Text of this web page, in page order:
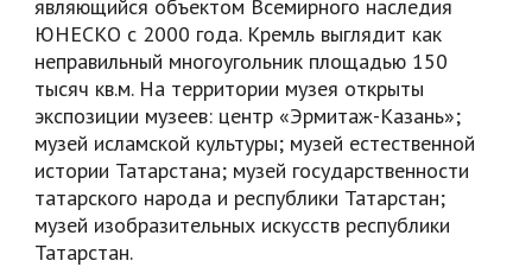
являющийся объектом Всемирного наследия
ЮНЕСКО с 2000 года. Кремль выглядит как
неправильный многоугольник площадью 150
тысяч кв.м. На территории музея открыты
экспозиции музеев: центр «Эрмитаж-Казань»;
музей исламской культуры; музей естественной
истории Татарстана; музей государственности
татарского народа и республики Татарстан;
музей изобразительных искусств республики
Татарстан.